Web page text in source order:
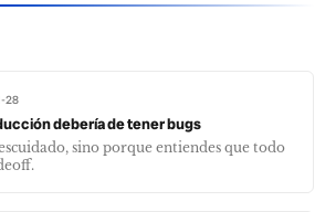
28
debería de tener bugs
sino porque entiendes que todo